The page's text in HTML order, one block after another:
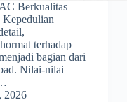
Berkualitas
Kepedulian
terhadap
bagian dari
Nilai-nilai
2026